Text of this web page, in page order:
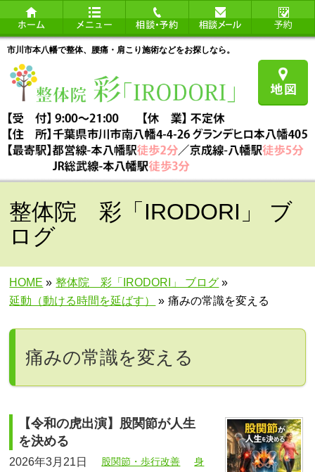
市川市本八幡で整体、腰痛・肩こり施術などをお探しなら。
整体院 彩「IRODORI」 ブ
ログ
HOME » 整体院 彩「IRODORI」 ブログ »
延動（動ける時間を延ばす）
» 痛みの常識を変える
痛みの常識を変える
【令和の虎出演】股関節が人生
を決める
2026年3月21日 股関節・歩行改善
身